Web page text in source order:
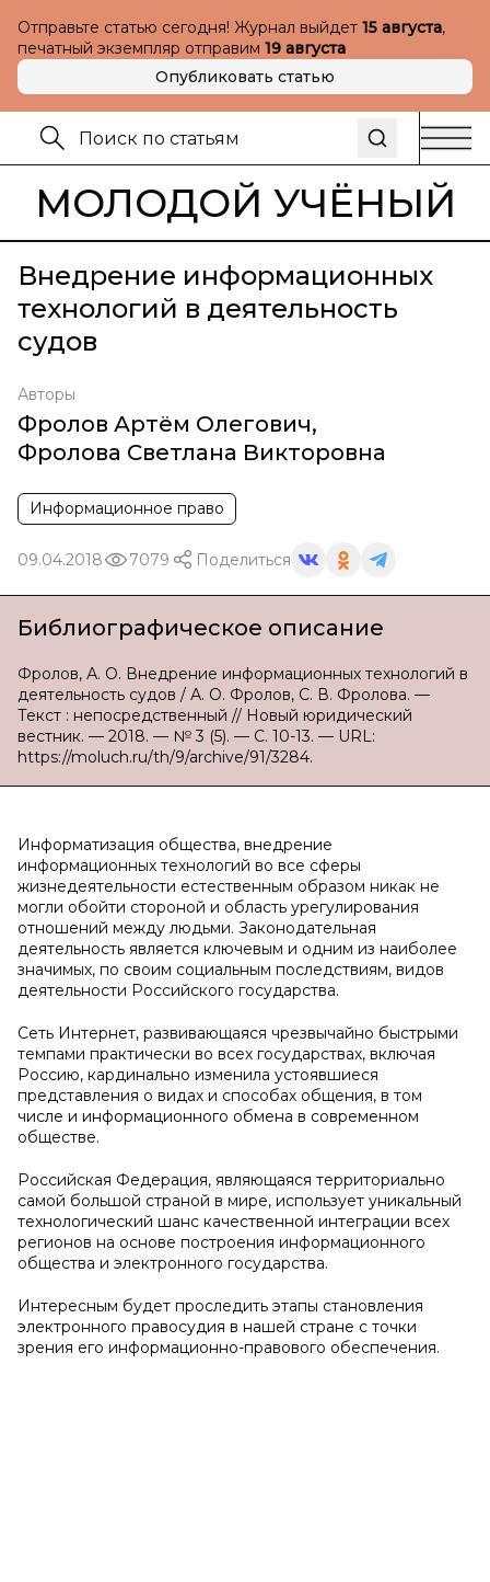
Отправьте статью сегодня! Журнал выйдет 15 августа,
печатный экземпляр отправим 19 августа
Опубликовать статью
МОЛОДОЙ УЧЁНЫЙ
Внедрение информационных
технологий в деятельность
судов
Авторы
Фролов Артём Олегович,
Фролова Светлана Викторовна
Информационное право
09.04.2018 7079 Поделиться
Библиографическое описание
Фролов, А. О. Внедрение информационных технологий в
деятельность судов / А. О. Фролов, С. В. Фролова. —
Текст : непосредственный // Новый юридический
вестник. — 2018. — № 3 (5). — С. 10-13. — URL:
https://moluch.ru/th/9/archive/91/3284.
Информатизация общества, внедрение
информационных технологий во все сферы
жизнедеятельности естественным образом никак не
могли обойти стороной и область урегулирования
отношений между людьми. Законодательная
деятельность является ключевым и одним из наиболее
значимых, по своим социальным последствиям, видов
деятельности Российского государства.
Сеть Интернет, развивающаяся чрезвычайно быстрыми
темпами практически во всех государствах, включая
Россию, кардинально изменила устоявшиеся
представления о видах и способах общения, в том
числе и информационного обмена в современном
обществе.
Российская Федерация, являющаяся территориально
самой большой страной в мире, использует уникальный
технологический шанс качественной интеграции всех
регионов на основе построения информационного
общества и электронного государства.
Интересным будет проследить этапы становления
электронного правосудия в нашей стране с точки
зрения его информационно-правового обеспечения.